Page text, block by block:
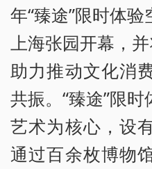
年“臻途”限时体
上海张园开幕，
助力推动文化消
共振。“臻途”限
艺术为核心，设
通过百余枚博物